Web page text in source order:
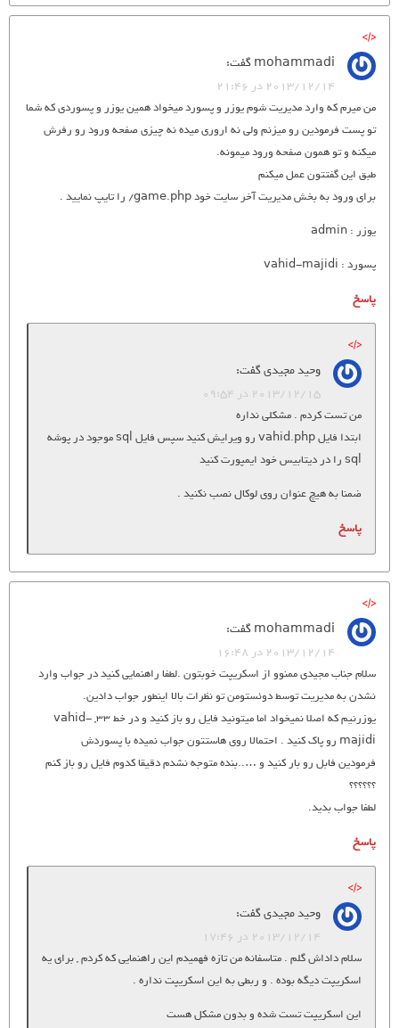
mohammadiگفت:
2013/12/14 در 21:46
من میرم که وارد مدیریت شوم یوزر و پسورد میخواد همین یوزر و پسوردی که شما
تو پست فرمودین رو میزنم ولی نه اروری میده نه چیزی صفحه ورود رو رفرش
میکنه و تو همون صفحه ورود میمونه.
طبق این گفتتون عمل میکنم
برای ورود به بخش مدیریت آخر سایت خود game.php/ را تایپ نمایید .
یوزر : admin
پسورد : vahid-majidi
پاسخ
وحید مجیدیگفت:
2013/12/15 در 09:54
من تست کردم . مشکلی نداره
ابتدا فایل vahid.php رو ویرایش کنید سپس فایل sql موجود در پوشه
sql را در دیتابیس خود ایمپورت کنید
ضمنا به هیچ عنوان روی لوکال نصب نکنید .
پاسخ
mohammadiگفت:
2013/12/14 در 16:48
سلام جناب مجیدی ممنوو از اسکریپت خوبتون .لطفا راهنمایی کنید در جواب وارد
نشدن به مدیریت توسط دوئستومن تو نظرات بالا اینطور جواب دادین.
یوزرنیم که اصلا نمیخواد اما میتونید فایل رو باز کنید و در خط 33, vahid-
majidi رو پاک کنید . احتمالا روی هاستتون جواب نمیده با پسوردش
فرمودین فابل رو بار کنید و …..بنده متوجه نشدم دقیقا کدوم فایل رو باز کنم
؟؟؟؟؟؟
لطفا جواب بدید.
پاسخ
وحید مجیدیگفت:
2013/12/14 در 17:46
سلام داداش گلم . متاسفانه من تازه فهمیدم این راهنمایی که کردم , برای یه
اسکریپت دیگه بوده . و ربطی به این اسکریپت نداره .
این اسکریپت تست شده و بدون مشکل هست